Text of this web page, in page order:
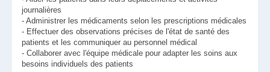
journalières
- Administrer les médicaments selon les prescriptions médicales
- Effectuer des observations précises de l'état de santé des
patients et les communiquer au personnel médical
- Collaborer avec l'équipe médicale pour adapter les soins aux
besoins individuels des patients